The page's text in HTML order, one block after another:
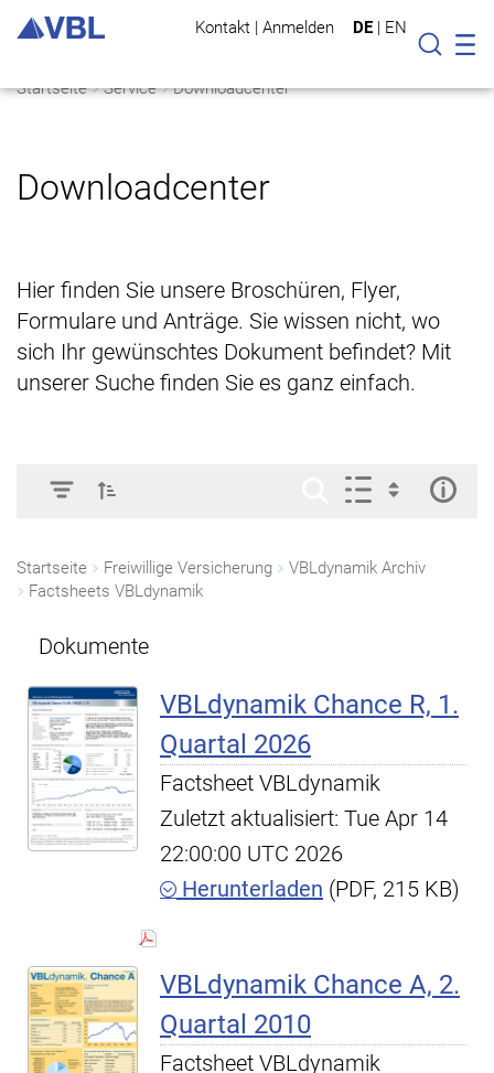
Kontakt | Anmelden DE | EN
Suche
Startseite Service Downloadcenter
Downloadcenter
Hier finden Sie unsere Broschüren, Flyer,
Formulare und Anträge. Sie wissen nicht, wo
sich Ihr gewünschtes Dokument befindet? Mit
unserer Suche finden Sie es ganz einfach.
Startseite Freiwillige Versicherung
VBLdynamik Archiv
Factsheets VBLdynamik
Dokumente
VBLdynamik Chance R, 1.
Quartal 2026
Factsheet VBLdynamik
Zuletzt aktualisiert: Tue Apr 14
22:00:00 UTC 2026
Herunterladen (PDF, 215 KB)
VBLdynamik Chance A, 2.
Quartal 2010
Factsheet VBLdynamik